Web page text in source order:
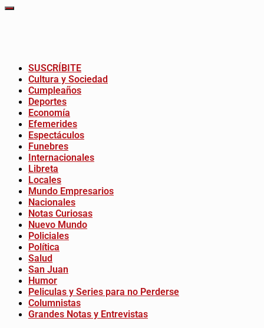
SUSCRÍBITE
Cultura y Sociedad
Cumpleaños
Deportes
Economía
Efemerides
Espectáculos
Funebres
Internacionales
Libreta
Locales
Mundo Empresarios
Nacionales
Notas Curiosas
Nuevo Mundo
Policiales
Política
Salud
San Juan
Humor
Peliculas y Series para no Perderse
Columnistas
Grandes Notas y Entrevistas